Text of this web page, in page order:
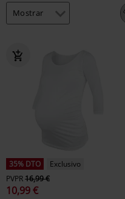
35% DTO
Exclusivo
PVPR16,99 €
10,99 €